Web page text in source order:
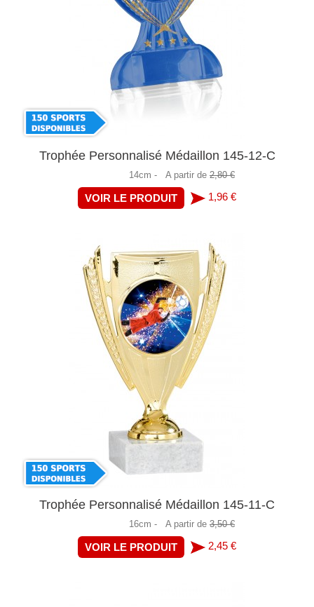
Trophée Personnalisé Médaillon 145-12-C
14cm - A partir de 2,80 €
VOIR LE PRODUIT 1,96 €
Trophée Personnalisé Médaillon 145-11-C
16cm - A partir de 3,50 €
VOIR LE PRODUIT 2,45 €